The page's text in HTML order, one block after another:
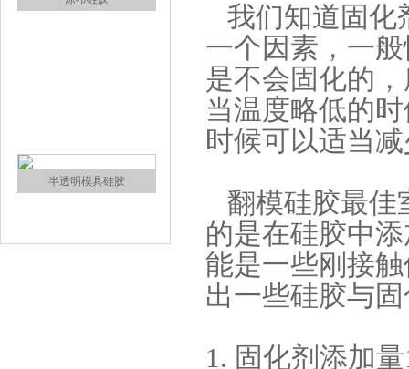
我们知道固化
一个因素，一
是不会固化的
当温度略低的
时候可以适当
翻模硅胶最佳
的是在硅胶中
能是一些刚接
出一些硅胶与
1. 固化剂添加